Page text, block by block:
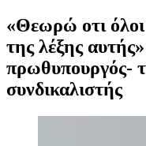
«Θεωρώ οτι
της λέξης
πρωθυπουργός-
συνδικαλιστής